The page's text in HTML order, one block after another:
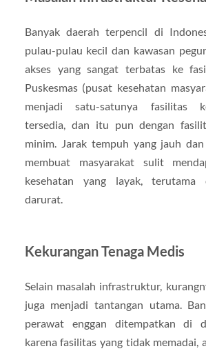
Banyak daerah terpencil di
pulau-pulau kecil dan kawasan
akses yang sangat terbatas ke
Puskesmas (pusat kesehatan
menjadi satu-satunya fasilitas
tersedia, dan itu pun dengan
minim. Jarak tempuh yang jauh
membuat masyarakat sulit
kesehatan yang layak, terutama
darurat.
Kekurangan Tenaga Medis
Selain masalah infrastruktur,
juga menjadi tantangan utama.
perawat enggan ditempatkan di
karena fasilitas yang tidak memadai,